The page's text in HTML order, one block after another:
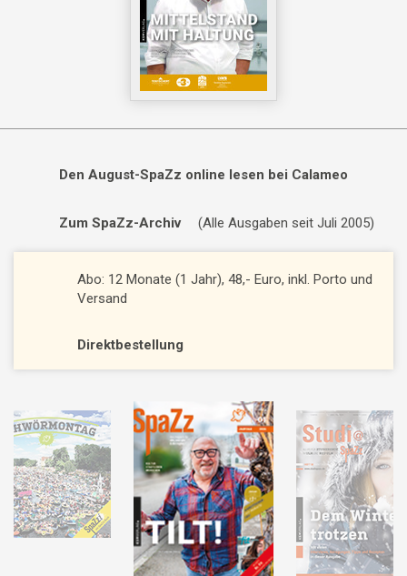
Den August-SpaZz online lesen bei Calameo
Zum SpaZz-Archiv (Alle Ausgaben seit Juli 2005)
Abo: 12 Monate (1 Jahr), 48,- Euro, inkl. Porto und
Versand
Direktbestellung